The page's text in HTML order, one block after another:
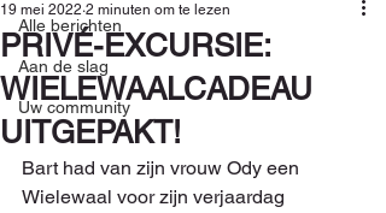
Alle berichten
Aan de slag
Uw community
PRIVÉ-EXCURSIE:
WIELEWAALCADEAU
UITGEPAKT!
19 mei 2022 2 minuten om te lezen
Bart had van zijn vrouw Ody een
Wielewaal voor zijn verjaardag